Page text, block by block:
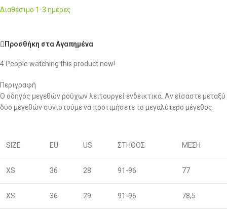
Διαθέσιμο 1-3 ημέρες
Προσθήκη στα Αγαπημένα
4 People watching this product now!
Περιγραφή
Ο οδηγός μεγεθών ρούχων λειτουργεί ενδεικτικά. Αν είσαστε μεταξύ
δύο μεγεθών συνιστούμε να προτιμήσετε το μεγαλύτερο μέγεθος.
SIZE EU US ΣΤΗΘΟΣ ΜΕΣΗ
XS 36 28 91-96 77
XS 36 29 91-96 78,5